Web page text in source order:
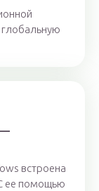
—
встроена
ее помощью